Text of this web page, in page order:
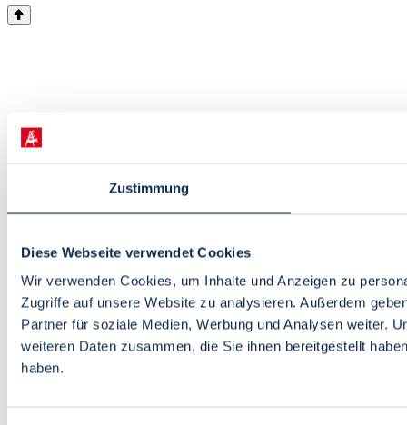
Zustimmung
Diese Webseite verwendet Cookies
Wir verwenden Cookies, um Inhalte und Anzeigen zu
Zugriffe auf unsere Website zu analysieren. Außerdem
Partner für soziale Medien, Werbung und Analysen weiter.
weiteren Daten zusammen, die Sie ihnen bereitgestellt
haben.